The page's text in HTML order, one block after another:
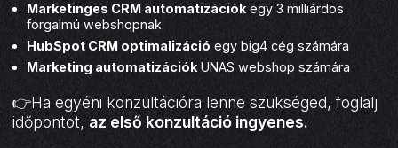
Marketinges CRM automatizációk egy 3 milliárdos
forgalmú webshopnak
HubSpot CRM optimalizáció egy big4 cég számára
Marketing automatizációk UNAS webshop számára
👉Ha egyéni konzultációra lenne szükséged, foglalj
időpontot, az első konzultáció ingyenes.